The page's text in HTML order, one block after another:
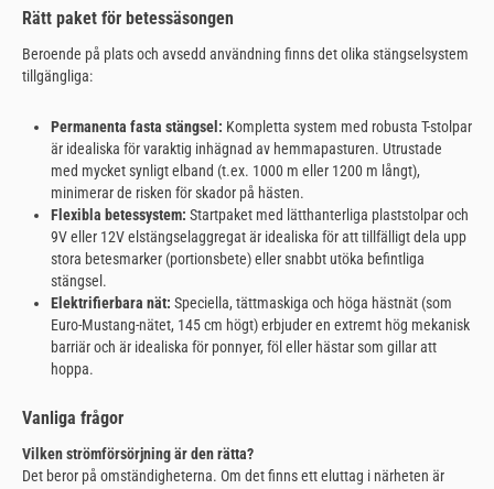
Rätt paket för betessäsongen
Beroende på plats och avsedd användning finns det olika stängselsystem
tillgängliga:
Permanenta fasta stängsel: Kompletta system med robusta T-stolpar
är idealiska för varaktig inhägnad av hemmapasturen. Utrustade
med mycket synligt elband (t.ex. 1000 m eller 1200 m långt),
minimerar de risken för skador på hästen.
Flexibla betessystem: Startpaket med lätthanterliga plaststolpar och
9V eller 12V elstängselaggregat är idealiska för att tillfälligt dela upp
stora betesmarker (portionsbete) eller snabbt utöka befintliga
stängsel.
Elektrifierbara nät: Speciella, tättmaskiga och höga hästnät (som
Euro-Mustang-nätet, 145 cm högt) erbjuder en extremt hög mekanisk
barriär och är idealiska för ponnyer, föl eller hästar som gillar att
hoppa.
Vanliga frågor
Vilken strömförsörjning är den rätta?
Det beror på omständigheterna. Om det finns ett eluttag i närheten är